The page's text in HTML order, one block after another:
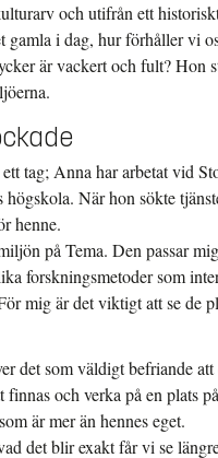
och utifrån ett
gamla i dag, hur förhåller vi
är vackert och fult? Hon
tag; Anna har arbetat vid
När hon sökte
henne.
på Tema. Den passar
forskningsmetoder som
mig är det viktigt att se de
det som väldigt befriande
och verka på en plats
är mer än hennes eget.
det blir exakt får vi se